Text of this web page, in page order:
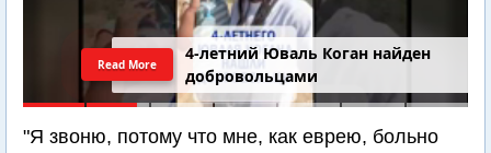
4-летний Юваль Коган найден
добровольцами
Read More
"Я звоню, потому что мне, как еврею, больно